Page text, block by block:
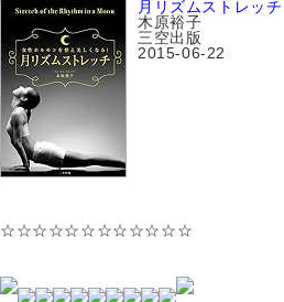
月リズムストレッ
木原裕子
三空出版
2015-06-22
☆☆☆☆☆☆☆☆☆☆☆☆